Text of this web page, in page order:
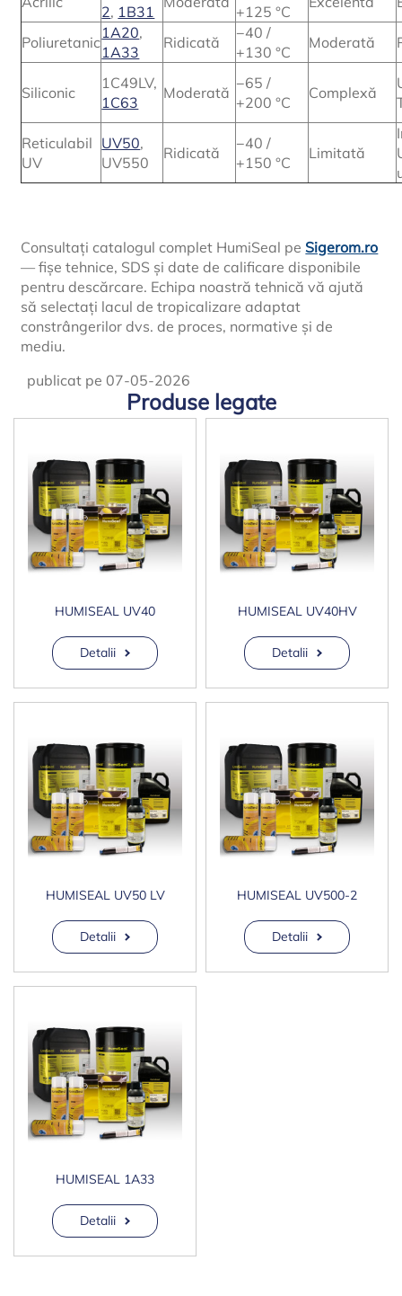
2, 1B31
+125 °C
Poliuretanic
1A20,
1A33
Ridicată
−40 /
+130 °C
Moderată
Siliconic
1C49LV,
1C63
Moderată
−65 /
+200 °C
Complexă
Reticulabil
UV
UV50,
UV550
Ridicată
−40 /
+150 °C
Limitată
Consultați catalogul complet HumiSeal peSigerom.ro
— fișe tehnice, SDS și date de calificare disponibile
pentru descărcare. Echipa noastră tehnică vă ajută
să selectați lacul de tropicalizare adaptat
constrângerilor dvs. de proces, normative și de
mediu.
publicat pe 07-05-2026
Produse legate
HUMISEAL UV40
Detalii
HUMISEAL UV40HV
Detalii
HUMISEAL UV50 LV
Detalii
HUMISEAL UV500-2
Detalii
HUMISEAL 1A33
Detalii